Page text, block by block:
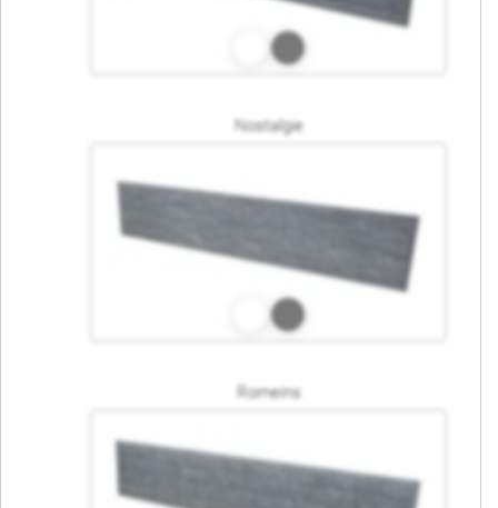
Nostalgie
Romeins